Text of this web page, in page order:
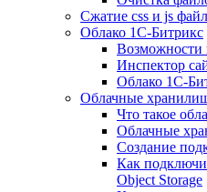
Сжатие css и js
Облако 1С-Битрикс
Возможности
Инспектор
Облако 1С-
Облачные
Что такое
Облачные
Создание
Как
Object Storage